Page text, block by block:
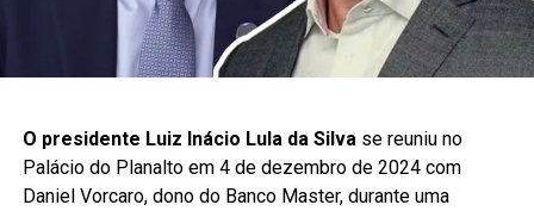
O presidente Luiz Inácio Lula da Silva se reuniu no
Palácio do Planalto em 4 de dezembro de 2024 com
Daniel Vorcaro, dono do Banco Master, durante uma